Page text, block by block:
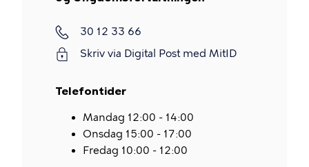
Telefon
30 12 33 66
Skriv via Digital Post med MitID
Telefontider
Mandag 12:00 - 14:00
Onsdag 15:00 - 17:00
Fredag 10:00 - 12:00